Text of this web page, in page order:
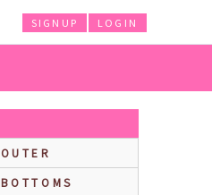
LOGIN
SIGNUP
OUTER
BOTTOMS